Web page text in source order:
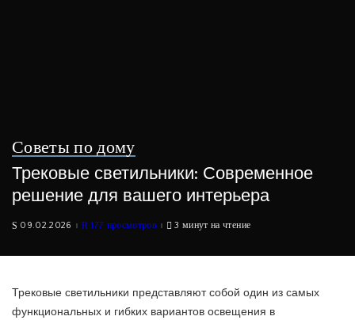
Советы по дому
Трековые светильники: Современное
решение для вашего интерьера
09.02.2026 177 просмотров 3 минут на чтение
Трековые светильники представляют собой один из самых
функциональных и гибких вариантов освещения в